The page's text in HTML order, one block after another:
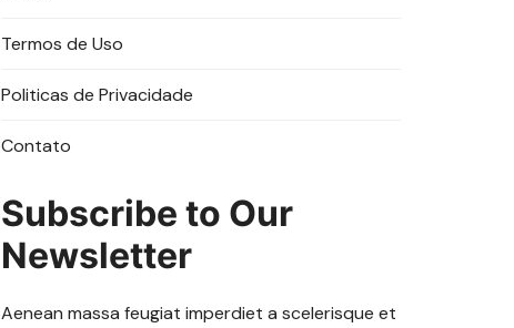
Termos de Uso
Politicas de Privacidade
Contato
Subscribe to Our
Newsletter
Aenean massa feugiat imperdiet a scelerisque et